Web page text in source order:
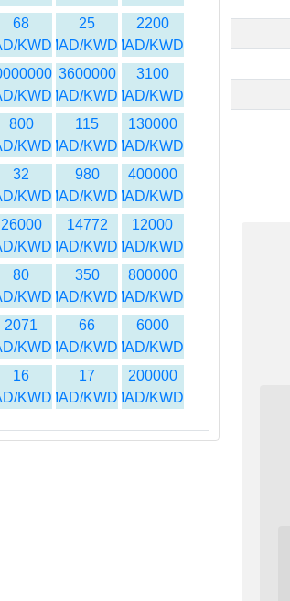
2200
MAD/KWD
25
MAD/KWD
68
KWD
3100
MAD/KWD
3600000
MAD/KWD
KWD
130000
MAD/KWD
115
MAD/KWD
800
KWD
400000
MAD/KWD
980
MAD/KWD
32
KWD
12000
MAD/KWD
14772
MAD/KWD
26000
KWD
800000
MAD/KWD
350
MAD/KWD
80
KWD
6000
MAD/KWD
66
MAD/KWD
2071
KWD
200000
MAD/KWD
17
MAD/KWD
16
KWD